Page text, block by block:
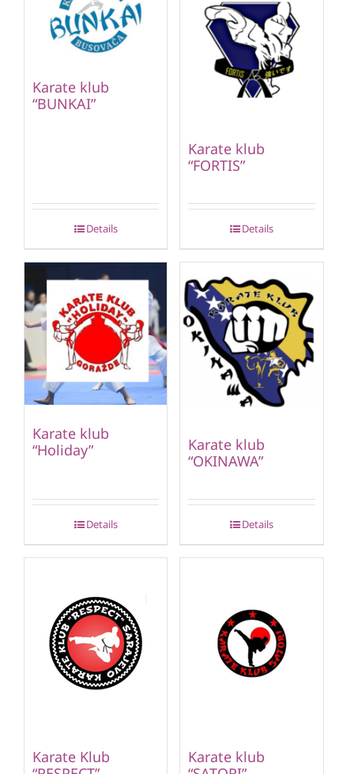
Karate klub
“BUNKAI”
Details
Karate klub
“FORTIS”
Details
Karate klub
“Holiday”
Details
Karate klub
“OKINAWA”
Details
Karate Klub
Karate klub